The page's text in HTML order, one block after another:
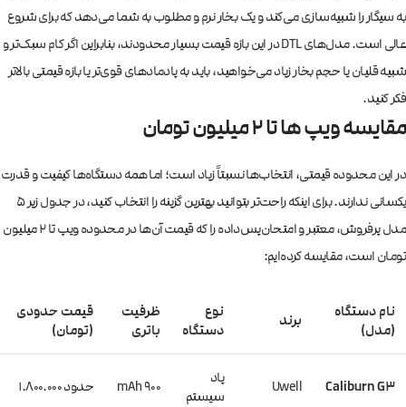
به سیگار را شبیه‌سازی می‌کند و یک بخار نرم و مطلوب به شما می‌دهد که برای شروع
عالی است. مدل‌های DTL در این بازه قیمت بسیار محدودند، بنابراین اگر کام سبک‌تر و
شبیه قلیان یا حجم بخار زیاد می‌خواهید، باید به پادمادهای قوی‌تر یا بازه قیمتی بالاتر
فکر کنید.
مقایسه ویپ ها تا ۲ میلیون تومان
در این محدوده قیمتی، انتخاب‌ها نسبتاً زیاد است؛ اما همه دستگاه‌ها کیفیت و قدرت
یکسانی ندارند. برای اینکه راحت‌تر بتوانید بهترین گزینه را انتخاب کنید، در جدول زیر ۵
مدل پرفروش، معتبر و امتحان‌پس‌داده را که قیمت آن‌ها در محدوده ویپ تا ۲ میلیون
تومان است، مقایسه کرده‌ایم:
نام دستگاه
(مدل)
برند
نوع
دستگاه
ظرفیت
باتری
قیمت حدودی
(تومان)
Caliburn G3
Uwell
پاد
سیستم
900 mAh حدود ۱.۸۰۰.۰۰۰